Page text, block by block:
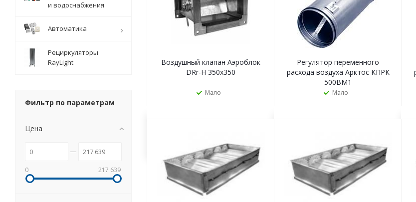
Воздушный клапан Аэроблок
DRr-H 350x350
Мало
Регулятор переменного
расхода воздуха Арктос КПРК
500BМ1
Мало
и водоснабжения
Автоматика
Рециркуляторы
RayLight
Фильтр по параметрам
Цена
0 217 639